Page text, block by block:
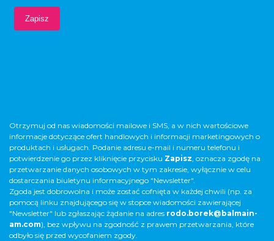
Otrzymuj od nas wiadomości mailowe i SMS, a w nich wartościowe
informacje dotyczące ofert handlowych i informacji marketingowych o
produktach i usługach. Podanie adresu e-mail i numeru telefonu i
potwierdzenie go przez kliknięcie przycisku Zapisz , oznacza zgodę na
przetwarzanie danych osobowych w tym zakresie, wyłącznie w celu
dostarczania biuletynu informacyjnego "Newsletter".
Zgoda jest dobrowolna i może zostać cofnięta w każdej chwili (np. za
pomocą linku znajdującego się w stopce wiadomości zawierającej
"Newsletter" lub zgłaszając żądanie na adres rodo.borek@balmain-
am.com), bez wpływu na zgodność z prawem przetwarzania, które
odbyło się przed wycofaniem zgody.